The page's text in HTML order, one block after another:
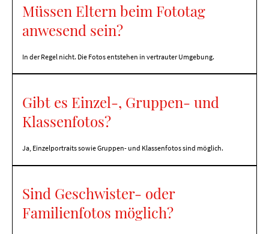
Müssen Eltern beim Fototag
anwesend sein?
In der Regel nicht. Die Fotos entstehen in vertrauter Umgebung.
Gibt es Einzel-, Gruppen- und
Klassenfotos?
Ja, Einzelportraits sowie Gruppen- und Klassenfotos sind möglich.
Sind Geschwister- oder
Familienfotos möglich?